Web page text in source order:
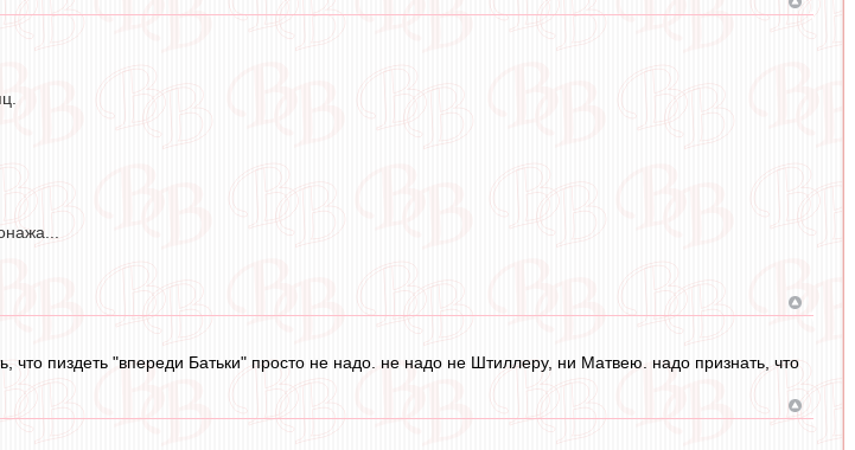
что пиздеть "впереди Батьки" просто не надо. не надо не Штиллеру, ни Матвею. надо признать, что